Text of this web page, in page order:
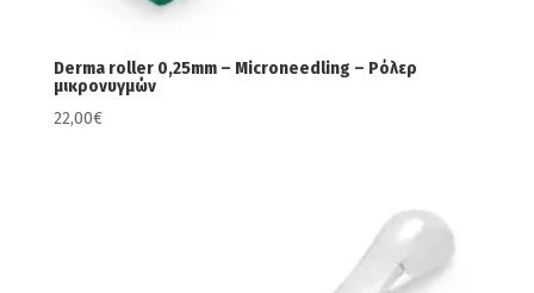
Derma roller 0,25mm – Microneedling – Ρόλερ
μικρονυγμών
22,00€